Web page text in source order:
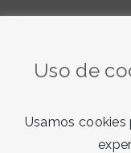
Uso de
Usamos